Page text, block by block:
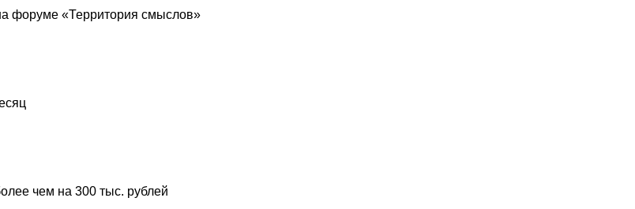
форуме «Территория смыслов»
чем на 300 тыс. рублей